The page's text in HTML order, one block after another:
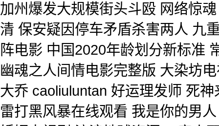
加州爆发大规模街头斗殴 网络惊
清 保安疑因停车矛盾杀害两人 九
阵电影 中国2020年龄划分新标准
幽魂之人间情电影完整版 大染坊
大乔 caoliuluntan 好运理发师 死
雷打黑风暴在线观看 我是你的男